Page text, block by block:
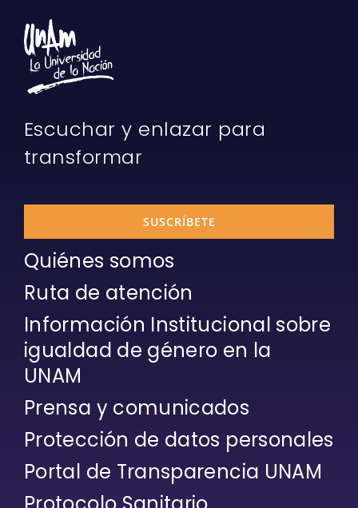
Escuchar y enlazar para
transformar
SUSCRÍBETE
Quiénes somos
Ruta de atención
Información Institucional sobre
igualdad de género en la
UNAM
Prensa y comunicados
Protección de datos personales
Portal de Transparencia UNAM